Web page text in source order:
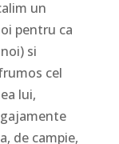
un
pentru ca
si
cel
lui,
de campie,